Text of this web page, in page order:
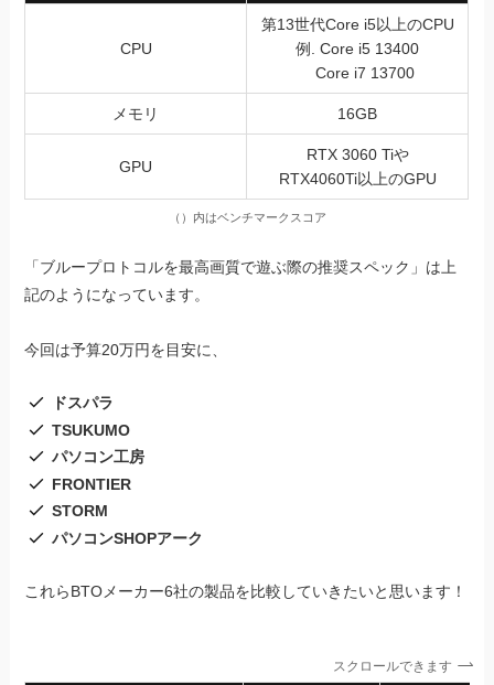
CPU
第13世代Core i5以上のCPU
例. Core i5 13400
Core i7 13700
メモリ 16GB
GPU
RTX 3060 Tiや
RTX4060Ti以上のGPU
（）内はベンチマークスコア
「ブループロトコルを最高画質で遊ぶ際の推奨スペック」は上
記のようになっています。
今回は予算20万円を目安に、
ドスパラ
TSUKUMO
パソコン工房
FRONTIER
STORM
パソコンSHOPアーク
これらBTOメーカー6社の製品を比較していきたいと思います！
スクロールできます